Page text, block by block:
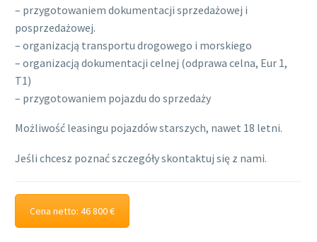
– przygotowaniem dokumentacji sprzedażowej i
posprzedażowej.
– organizacją transportu drogowego i morskiego
– organizacją dokumentacji celnej (odprawa celna, Eur 1,
T1)
– przygotowaniem pojazdu do sprzedaży
Możliwość leasingu pojazdów starszych, nawet 18 letni.
Jeśli chcesz poznać szczegóły skontaktuj się z nami.
Cena netto: 46 800 €